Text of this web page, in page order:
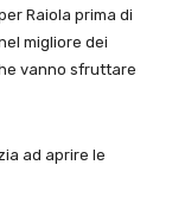
Raiola prima di
migliore dei
vanno sfruttare
ad aprire le